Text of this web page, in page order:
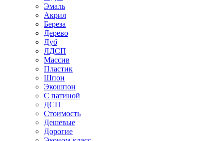
Эмаль
Акрил
Береза
Дерево
Дуб
ЛДСП
Массив
Пластик
Шпон
Экошпон
С патиной
ДСП
Стоимость
Дешевые
Дорогие